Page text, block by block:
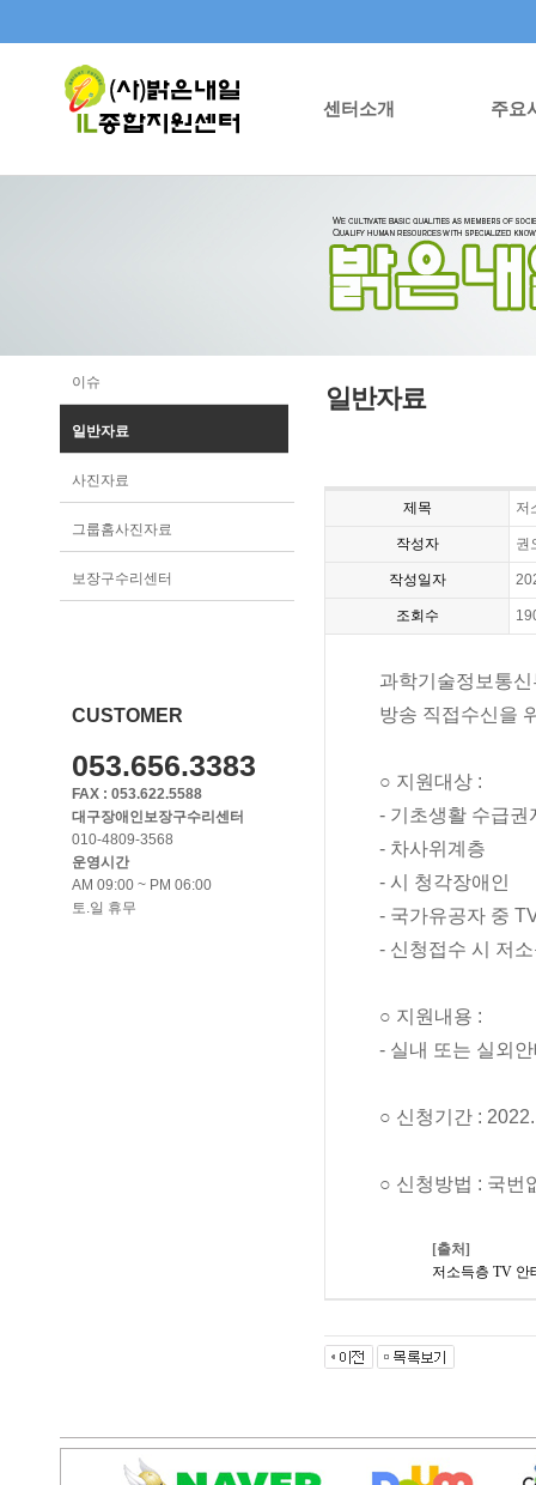
센터소개 주요
이슈
일반자료
사진자료
그룹홈사진자료
보장구수리센터
CUSTOMER
053.656.3383
FAX : 053.622.5588
대구장애인보장구수리센터
010-4809-3568
운영시간
AM 09:00 ~ PM 06:00
토.일 휴무
일반자료
제목 저
작성자 권
작성일자
조회수
과학기술정보통
방송 직접수신을
○ 지원대상 :
- 기초생활 수급권
- 차사위계층
- 시 청각장애인
- 국가유공자 중
- 신청접수 시 저
○ 지원내용 :
- 실내 또는 실외
○ 신청기간 :
○ 신청방법 : 국번
[출처]
저소득층 TV 안